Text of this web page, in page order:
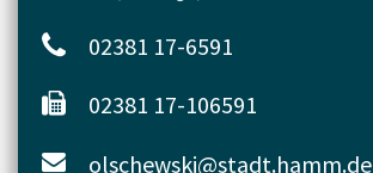
02381 17-6591
02381 17-106591
olschewski@stadt.hamm.de